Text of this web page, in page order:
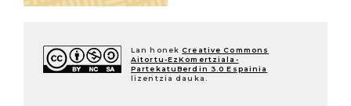
Lan honek Creative Commons
Aitortu-EzKomertziala-
PartekatuBerdin 3.0 Espainia
lizentzia dauka.